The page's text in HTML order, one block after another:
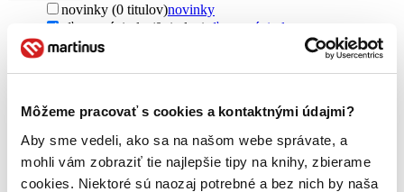
Môžeme pracovať s cookies a kontaktnými údajmi?
Aby sme vedeli, ako sa na našom webe správate, a
mohli vám zobraziť tie najlepšie tipy na knihy, zbierame
cookies. Niektoré sú naozaj potrebné a bez nich by naša
novinky (0 titulov)novinky
zľavnené tituly (0 titulov) zľavnené tituly
Dostupnosť
na centrálnom sklade (0 titulov)na centrálnom sklade
pripravujeme (0 titulov)pripravujeme
dostupná (bez vypredaných) (0 titulov)
dostupná (bez
vypredaných)
Nové / čítané